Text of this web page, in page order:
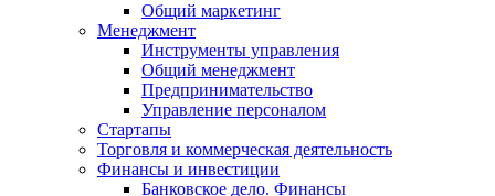
Общий маркетинг
Менеджмент
Инструменты управления
Общий менеджмент
Предпринимательство
Управление персоналом
Стартапы
Торговля и коммерческая деятельность
Финансы и инвестиции
Банковское дело. Финансы